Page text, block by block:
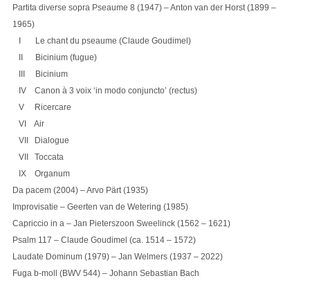
Partita diverse sopra Pseaume 8 (1947) – Anton van der Horst (1899 –
1965)
I Le chant du pseaume (Claude Goudimel)
II Bicinium (fugue)
III Bicinium
IV Canon à 3 voix ‘in modo conjuncto’ (rectus)
V Ricercare
VI Air
VII Dialogue
VII Toccata
IX Organum
Da pacem (2004) – Arvo Pärt (1935)
Improvisatie – Geerten van de Wetering (1985)
Capriccio in a – Jan Pieterszoon Sweelinck (1562 – 1621)
Psalm 117 – Claude Goudimel (ca. 1514 – 1572)
Laudate Dominum (1979) – Jan Welmers (1937 – 2022)
Fuga b-moll (BWV 544) – Johann Sebastian Bach